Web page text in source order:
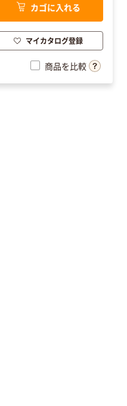
カゴに入れる
マイカタログ登録
商品を比較